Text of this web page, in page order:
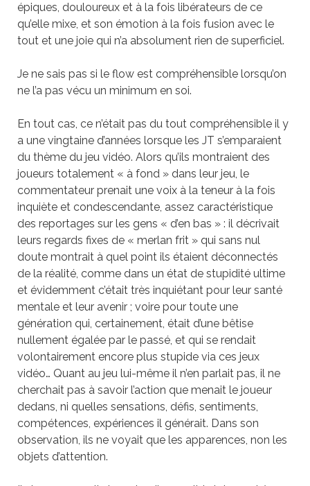
épiques, douloureux et à la fois libérateurs de ce
qu’elle mixe, et son émotion à la fois fusion avec le
tout et une joie qui n’a absolument rien de superficiel.
Je ne sais pas si le flow est compréhensible lorsqu’on
ne l’a pas vécu un minimum en soi.
En tout cas, ce n’était pas du tout compréhensible il y
a une vingtaine d’années lorsque les JT s’emparaient
du thème du jeu vidéo. Alors qu’ils montraient des
joueurs totalement « à fond » dans leur jeu, le
commentateur prenait une voix à la teneur à la fois
inquiète et condescendante, assez caractéristique
des reportages sur les gens « d’en bas » : il décrivait
leurs regards fixes de « merlan frit » qui sans nul
doute montrait à quel point ils étaient déconnectés
de la réalité, comme dans un état de stupidité ultime
et évidemment c’était très inquiétant pour leur santé
mentale et leur avenir ; voire pour toute une
génération qui, certainement, était d’une bêtise
nullement égalée par le passé, et qui se rendait
volontairement encore plus stupide via ces jeux
vidéo… Quant au jeu lui-même il n’en parlait pas, il ne
cherchait pas à savoir l’action que menait le joueur
dedans, ni quelles sensations, défis, sentiments,
compétences, expériences il générait. Dans son
observation, ils ne voyait que les apparences, non les
objets d’attention.